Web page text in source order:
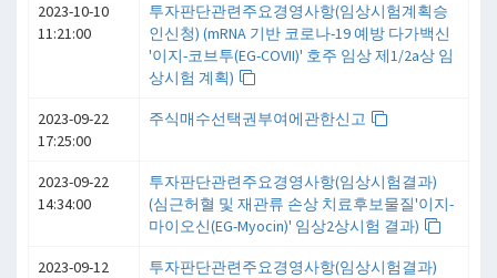
2023-10-10
11:21:00
투자판단관련주요경영사항(임상시험계획승
인신청) (mRNA 기반 코로나-19 예방 다가백신
'이지-코브투(EG-COVII)' 호주 임상 제1/2a상 임
상시험 계획)
2023-09-22
17:25:00
주식매수선택권부여에관한신고
2023-09-22
14:34:00
투자판단관련주요경영사항(임상시험결과)
(심근허혈 및 재관류 손상 치료후보물질'이지-
마이오신(EG-Myocin)' 임상2상시험 결과)
2023-09-12
투자판단관련주요경영사항(임상시험결과)